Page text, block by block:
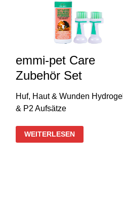
emmi-pet Care
Zubehör Set
Huf, Haut & Wunden Hydrogel
& P2 Aufsätze
EMMI-
PET
CARE
WEITERLESEN